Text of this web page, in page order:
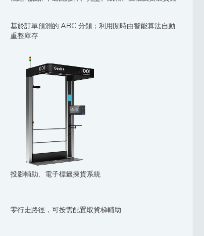
基於訂單預測的 ABC 分類；利用閒時由智能算法自動
重整庫存
投影輔助、電子標籤揀貨系統
零行走路徑，可按需配置取貨梯輔助